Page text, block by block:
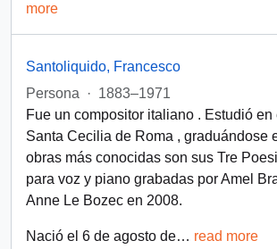
more
Santoliquido, Francesco
Persona
· 1883–1971
Fue un compositor italiano . Estudió en
Santa Cecilia de Roma , graduándose
obras más conocidas son sus Tre
para voz y piano grabadas por Amel
Anne Le Bozec en 2008.
Nació el 6 de agosto de… read more